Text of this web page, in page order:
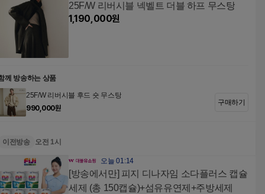
25F/W 리버시블 넥벨트 더블 하프 무스탕
1,190,000원
께 방송하는 상품
25F/W 리버시블 후드 숏 무스탕
990,000원
구매하기
이전방송 오전 1시
오늘 01:14
[방송에서만] 피지 디나자임 소다플러스 캡슐
세제 (총 150캡슐)+섬유유연제+주방세제